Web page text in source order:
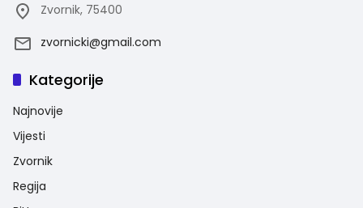
Zvornik, 75400
zvornicki@gmail.com
Kategorije
Najnovije
Vijesti
Zvornik
Regija